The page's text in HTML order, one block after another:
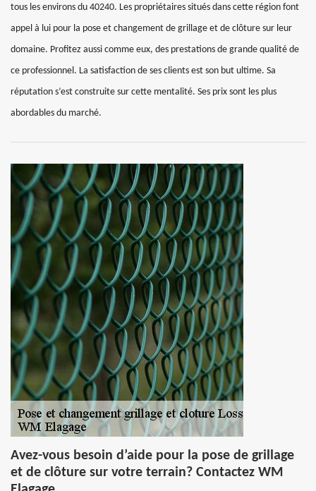
tous les environs du 40240. Les propriétaires situés dans cette région font
appel à lui pour la pose et changement de grillage et de clôture sur leur
domaine. Profitez aussi comme eux, des prestations de grande qualité de
ce professionnel. La satisfaction de ses clients est son but ultime. Sa
réputation s’est construite sur cette mentalité. Ses prix sont les plus
abordables du marché.
Avez-vous besoin d’aide pour la pose de grillage
et de clôture sur votre terrain? Contactez WM